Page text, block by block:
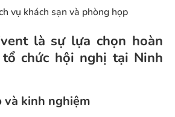
vụ khách sạn và phòng họp
là sự lựa chọn hoàn
chức hội nghị tại Ninh
và kinh nghiệm